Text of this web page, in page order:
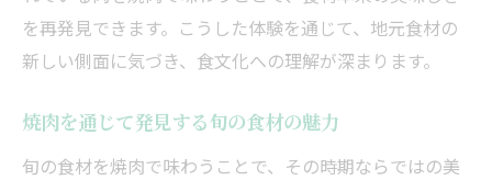
を再発見できます。こうした体験を通じて、地元食材の
新しい側面に気づき、食文化への理解が深まります。
焼肉を通じて発見する旬の食材の魅力
旬の食材を焼肉で味わうことで、その時期ならではの美